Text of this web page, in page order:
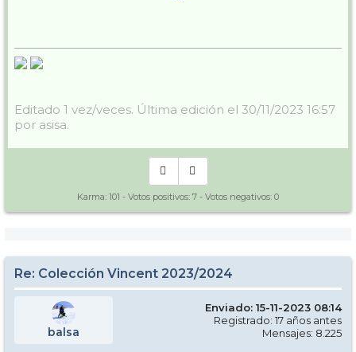
Editado 1 vez/veces. Última edición el 30/11/2023 16:57
por asisa.
Karma: 101 - Votos positivos: 7 - Votos negativos: 0
Re: Colección Vincent 2023/2024
balsa
Enviado: 15-11-2023 08:14
Registrado: 17 años antes
Mensajes: 8.225